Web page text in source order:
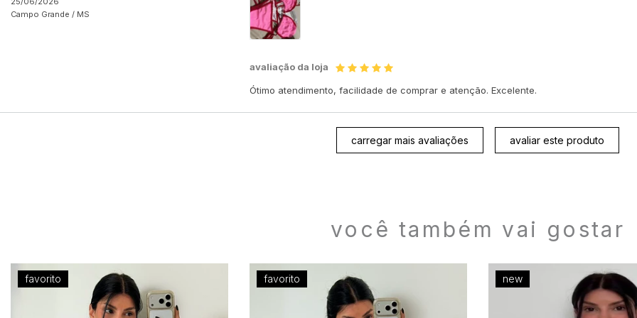
Campo Grande / MS
avaliação da loja
Ótimo atendimento, facilidade de comprar e atenção. Excelente.
carregar mais avaliações avaliar este produto
você também vai gostar
favorito favorito new